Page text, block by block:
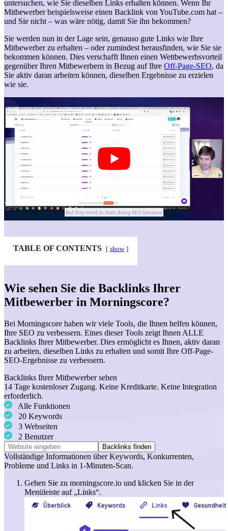
untersuchen, wie Sie dieselben Links erhalten können. Wenn Ihr
Mitbewerber beispielsweise einen Backlink von YouTube.com hat –
und Sie nicht – was wäre nötig, damit Sie ihn bekommen?
Sie werden nun in der Lage sein, genauso gute Links wie Ihre
Mitbewerber zu erhalten – oder zumindest herausfinden, wie Sie sie
bekommen können. Dies verschafft Ihnen einen Wettbewerbsvorteil
gegenüber Ihren Mitbewerbern in Bezug auf Ihre Off-Page-SEO, da
Sie aktiv daran arbeiten können, dieselben Ergebnisse zu erzielen
wie sie.
TABLE OF CONTENTS show
Wie sehen Sie die Backlinks Ihrer
Mitbewerber in Morningscore?
Bei Morningscore haben wir viele Tools, die Ihnen helfen können,
Ihre SEO zu verbessern. Eines dieser Tools zeigt Ihnen ALLE
Backlinks Ihrer Mitbewerber. Dies ermöglicht es Ihnen, aktiv daran
zu arbeiten, dieselben Links zu erhalten und somit Ihre Off-Page-
SEO-Ergebnisse zu verbessern.
Backlinks Ihrer Mitbewerber sehen
14 Tage kostenloser Zugang. Keine Kreditkarte. Keine Integration
erforderlich.
Alle Funktionen
20 Keywords
3 Webseiten
2 Benutzer
Backlinks finden
Vollständige Informationen überKeywords, Konkurrenten,
Probleme und Links in 1-Minuten-Scan.
Gehen Sie zu morningscore.io und klicken Sie in der
Menüleiste auf „Links“.